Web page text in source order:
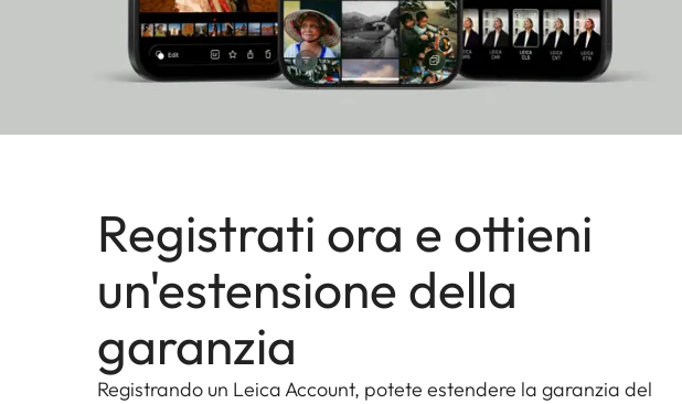
Registrati ora e ottieni
un'estensione della
garanzia
Registrando un Leica Account, potete estendere la garanzia del